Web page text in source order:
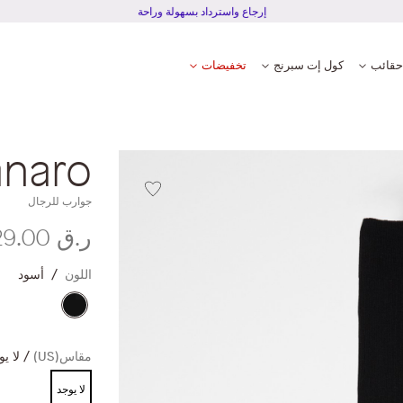
إرجاع واسترداد بسهولة وراحة
حقائب كول إت سبرنج تخفيضات
جوارب للرجال
ر.ق‏ 129.00
اللون أسود
مقاس(US) لا
لا يوجد